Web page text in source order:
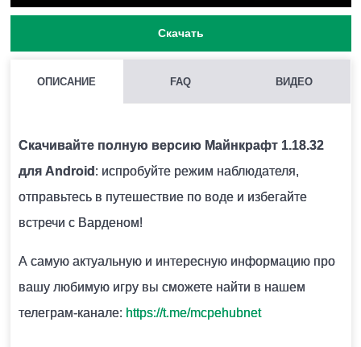
Скачать
ОПИСАНИЕ FAQ ВИДЕО
Скачивайте полную версию Майнкрафт 1.18.32
для Android : испробуйте режим наблюдателя,
отправьтесь в путешествие по воде и избегайте
встречи с Варденом!
А самую актуальную и интересную информацию про
вашу любимую игру вы сможете найти в нашем
телеграм-канале: https://t.me/mcpehubnet
ДЛЯ ЧЕГО НЕОБХОДИМА ЛОДКА С СУНДУКОМ?
Предмет поможет перевезти вещи по воде.
ГДЕ ОБИТАЕТ ВАРДЕН?
В Minecraft Bedrock 1.18.32 моба можно встреить в